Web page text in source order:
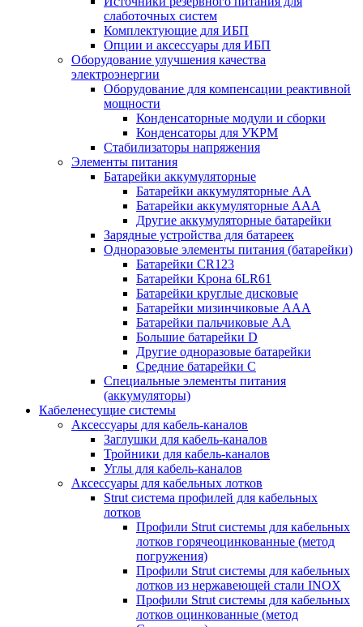
слаботочных систем
Комплектующие для ИБП
Опции и аксессуары для ИБП
Оборудование улучшения качества
электроэнергии
Оборудование для компенсации реактивной
мощности
Конденсаторные модули и сборки
Конденсаторы для УКРМ
Стабилизаторы напряжения
Элементы питания
Батарейки аккумуляторные
Батарейки аккумуляторные АА
Батарейки аккумуляторные ААА
Другие аккумуляторные батарейки
Зарядные устройства для батареек
Одноразовые элементы питания (батарейки)
Батарейки CR123
Батарейки Крона 6LR61
Батарейки круглые дисковые
Батарейки мизинчиковые ААА
Батарейки пальчиковые АА
Большие батарейки D
Другие одноразовые батарейки
Средние батарейки C
Специальные элементы питания
(аккумуляторы)
Кабеленесущие системы
Аксессуары для кабель-каналов
Заглушки для кабель-каналов
Тройники для кабель-каналов
Углы для кабель-каналов
Аксессуары для кабельных лотков
Strut система профилей для кабельных
лотков
Профили Strut системы для кабельных
лотков горячеоцинкованные (метод
погружения)
Профили Strut системы для кабельных
лотков из нержавеющей стали INOX
Профили Strut системы для кабельных
лотков оцинкованные (метод